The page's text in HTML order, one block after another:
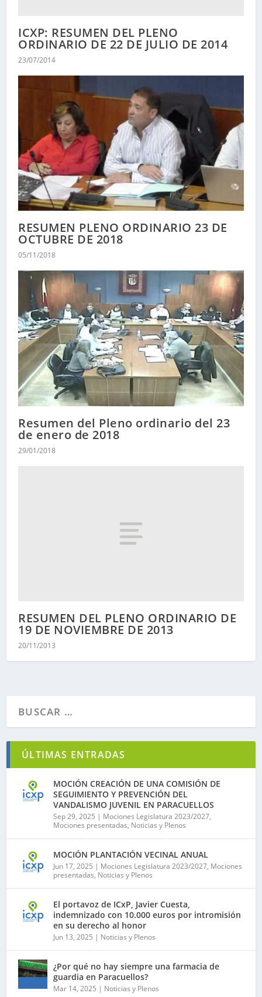
ICXP: RESUMEN DEL PLENO
ORDINARIO DE 22 DE JULIO DE 2014
23/07/2014
RESUMEN PLENO ORDINARIO 23 DE
OCTUBRE DE 2018
05/11/2018
Resumen del Pleno ordinario del 23
de enero de 2018
29/01/2018
RESUMEN DEL PLENO ORDINARIO DE
19 DE NOVIEMBRE DE 2013
20/11/2013
ÚLTIMAS ENTRADAS
MOCIÓN CREACIÓN DE UNA COMISIÓN DE
SEGUIMIENTO Y PREVENCIÓN DEL
VANDALISMO JUVENIL EN PARACUELLOS
Sep 29, 2025 | Mociones Legislatura 2023/2027,
Mociones presentadas, Noticias y Plenos
MOCIÓN PLANTACIÓN VECINAL ANUAL
Jun 17, 2025 | Mociones Legislatura 2023/2027, Mociones
presentadas, Noticias y Plenos
El portavoz de ICxP, Javier Cuesta,
indemnizado con 10.000 euros por intromisión
en su derecho al honor
Jun 13, 2025 | Noticias y Plenos
¿Por qué no hay siempre una farmacia de
guardia en Paracuellos?
Mar 14, 2025 | Noticias y Plenos